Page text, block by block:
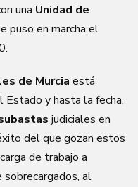
una Unidad de
puso en marcha el
de Murcia está
Estado y hasta la fecha,
judiciales en
del que gozan estos
de trabajo a
al